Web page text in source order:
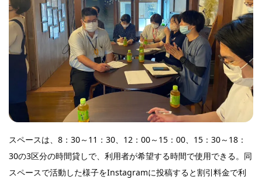
スペースは、8：30～11：30、12：00～15：00、15：30～18：
30の3区分の時間貸しで、利用者が希望する時間で使用できる。同
スペースで活動した様子をInstagramに投稿すると割引料金で利